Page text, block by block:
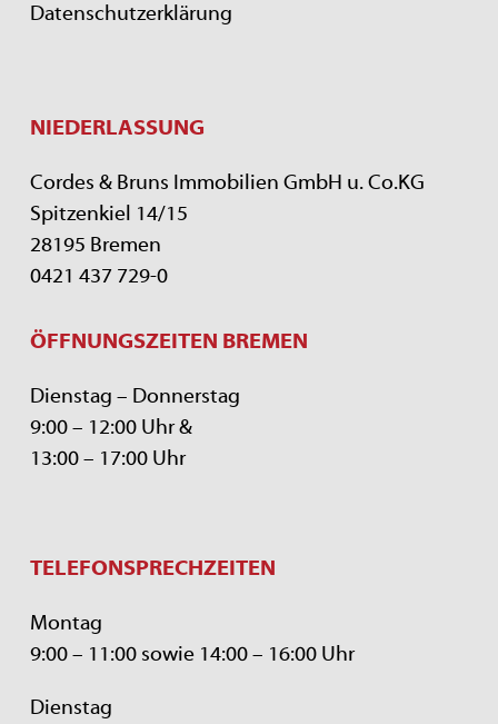
Datenschutzerklärung
NIEDERLASSUNG
Cordes & Bruns Immobilien GmbH u. Co.KG
Spitzenkiel 14/15
28195 Bremen
0421 437 729-0
ÖFFNUNGSZEITEN BREMEN
Dienstag – Donnerstag
9:00 – 12:00 Uhr &
13:00 – 17:00 Uhr
TELEFONSPRECHZEITEN
Montag
9:00 – 11:00 sowie 14:00 – 16:00 Uhr
Dienstag